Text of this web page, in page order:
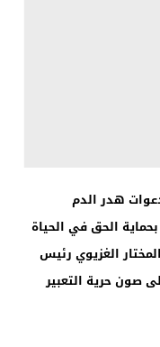
هدر الدم
الحق في الحياة
الغزيوي رئيس
صون حرية التعبير